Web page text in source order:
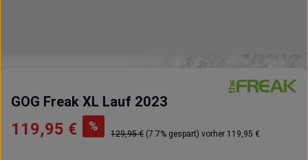
GOG Freak XL Lauf 2023
Verkaufspreis:
119,95 € % Regulärer Preis:
129,95 € (7.7% gespart) vorher 119,95 €